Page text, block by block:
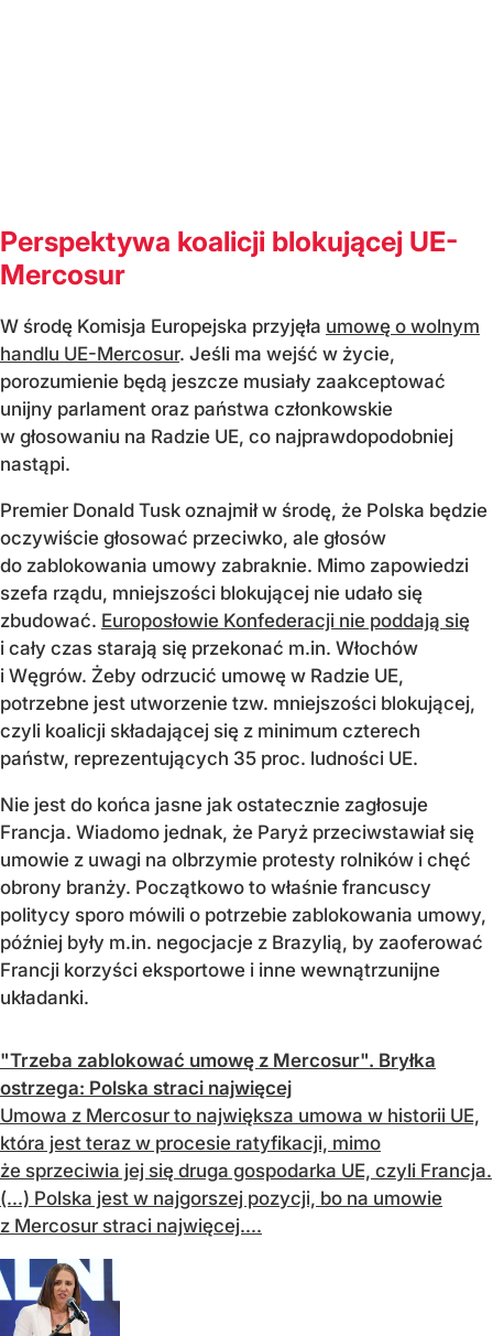
Perspektywa koalicji blokującej UE-
Mercosur
W środę Komisja Europejska przyjęła umowę o wolnym
handlu UE-Mercosur. Jeśli ma wejść w życie,
porozumienie będą jeszcze musiały zaakceptować
unijny parlament oraz państwa członkowskie
w głosowaniu na Radzie UE, co najprawdopodobniej
nastąpi.
Premier Donald Tusk oznajmił w środę, że Polska będzie
oczywiście głosować przeciwko, ale głosów
do zablokowania umowy zabraknie. Mimo zapowiedzi
szefa rządu, mniejszości blokującej nie udało się
zbudować. Europosłowie Konfederacji nie poddają się
i cały czas starają się przekonać m.in. Włochów
i Węgrów. Żeby odrzucić umowę w Radzie UE,
potrzebne jest utworzenie tzw. mniejszości blokującej,
czyli koalicji składającej się z minimum czterech
państw, reprezentujących 35 proc. ludności UE.
Nie jest do końca jasne jak ostatecznie zagłosuje
Francja. Wiadomo jednak, że Paryż przeciwstawiał się
umowie z uwagi na olbrzymie protesty rolników i chęć
obrony branży. Początkowo to właśnie francuscy
politycy sporo mówili o potrzebie zablokowania umowy,
później były m.in. negocjacje z Brazylią, by zaoferować
Francji korzyści eksportowe i inne wewnątrzunijne
układanki.
"Trzeba zablokować umowę z Mercosur". Bryłka
ostrzega: Polska straci najwięcej
Umowa z Mercosur to największa umowa w historii UE,
która jest teraz w procesie ratyfikacji, mimo
że sprzeciwia jej się druga gospodarka UE, czyli Francja.
(...) Polska jest w najgorszej pozycji, bo na umowie
z Mercosur straci najwięcej....